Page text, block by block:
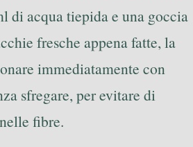
di acqua tiepida e una goccia
fresche appena fatte, la
immediatamente con
sfregare, per evitare di
fibre.